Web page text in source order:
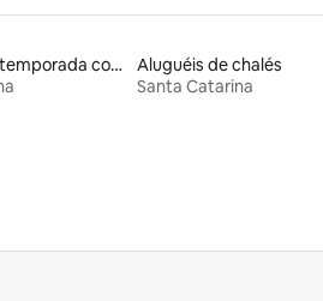
Aluguéis por temporada com cama de altura acessível
Aluguéis de chalés
Santa Catarina